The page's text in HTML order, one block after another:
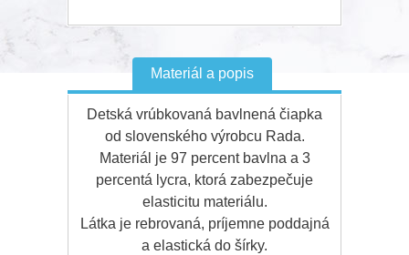
Materiál a popis
Detská vrúbkovaná bavlnená čiapka
od slovenského výrobcu Rada.
Materiál je 97 percent bavlna a 3
percentá lycra, ktorá zabezpečuje
elasticitu materiálu.
Látka je rebrovaná, príjemne poddajná
a elastická do šírky.